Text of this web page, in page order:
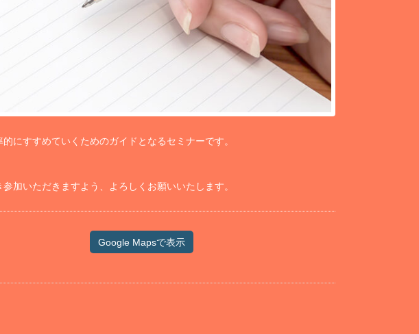
にすすめていくためのガイドとなるセミナーです。
加いただきますよう、よろしくお願いいたします。
Google Mapsで表示